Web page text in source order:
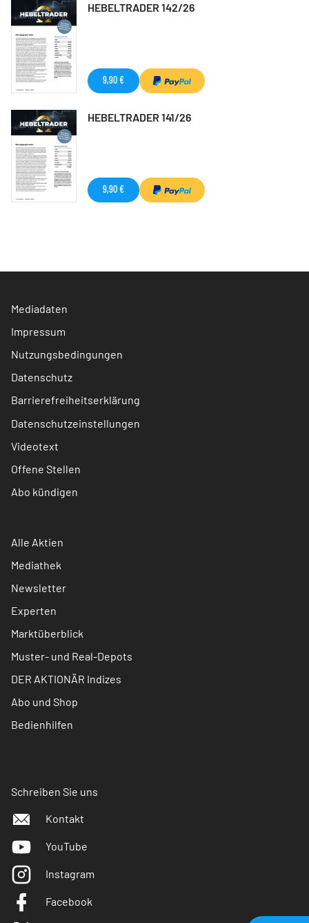
HEBELTRADER 142/26
9,90 €
HEBELTRADER 141/26
9,90 €
Mediadaten
Impressum
Nutzungsbedingungen
Datenschutz
Barrierefreiheitserklärung
Datenschutzeinstellungen
Videotext
Offene Stellen
Abo kündigen
Alle Aktien
Mediathek
Newsletter
Experten
Marktüberblick
Muster- und Real-Depots
DER AKTIONÄR Indizes
Abo und Shop
Bedienhilfen
Schreiben Sie uns
Kontakt
YouTube
Instagram
Facebook